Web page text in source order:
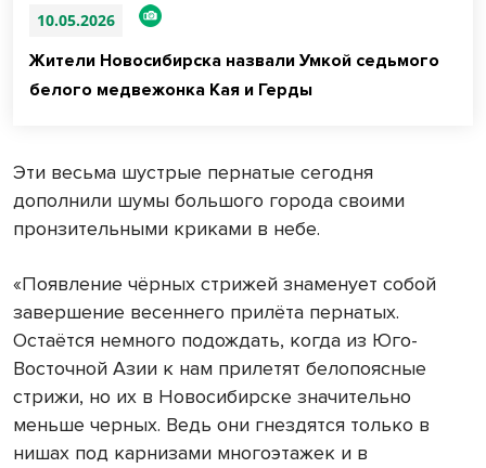
10.05.2026
Жители Новосибирска назвали Умкой седьмого
белого медвежонка Кая и Герды
Эти весьма шустрые пернатые сегодня
дополнили шумы большого города своими
пронзительными криками в небе.
«Появление чёрных стрижей знаменует собой
завершение весеннего прилёта пернатых.
Остаётся немного подождать, когда из Юго-
Восточной Азии к нам прилетят белопоясные
стрижи, но их в Новосибирске значительно
меньше черных. Ведь они гнездятся только в
нишах под карнизами многоэтажек и в